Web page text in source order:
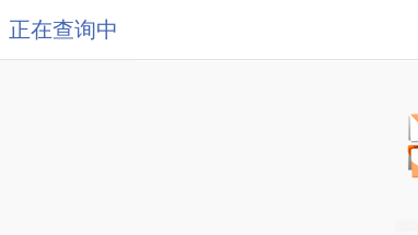
正在查询中